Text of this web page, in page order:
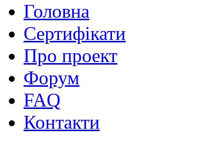
Головна
Сертифікати
Про проект
Форум
FAQ
Контакти